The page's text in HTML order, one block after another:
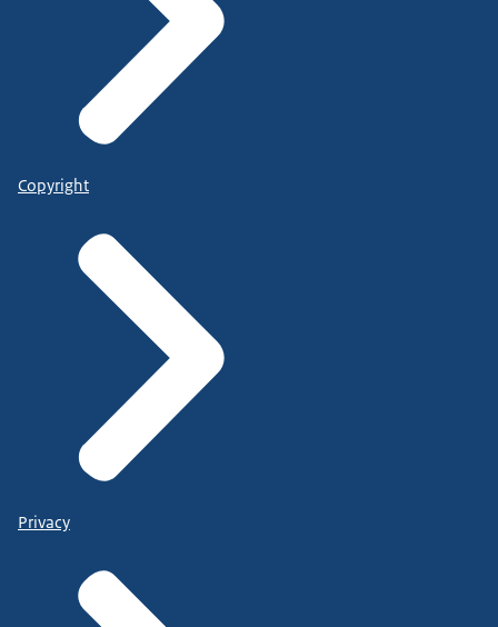
Copyright
Privacy